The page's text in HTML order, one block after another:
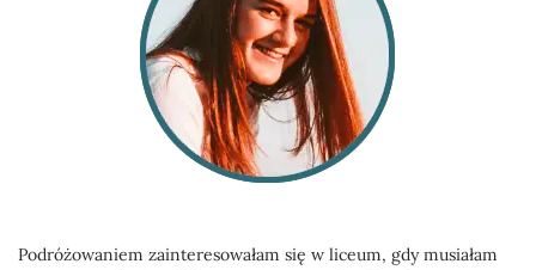
Podróżowaniem zainteresowałam się w liceum, gdy musiałam